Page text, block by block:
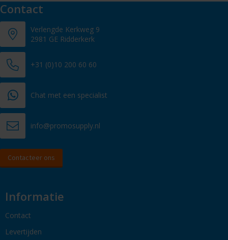
Contact
Verlengde Kerkweg 9
2981 GE Ridderkerk
+31 (0)10 200 60 60
Chat met een specialist
info@promosupply.nl
Contacteer ons
Informatie
Contact
Levertijden